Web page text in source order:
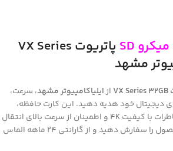
SD پاتریوت VX Series
مشهد
VX Series 32GB ازایلیاکامپیوتر مشهد، سرعت،
دیجیتال خود هدیه دهید. این کارت حافظه،
انتخابی ایده‌آل برای ثبت خاطرات با کیفیت 4K و اطمینان از سرعت بالای انتقال
داده‌هاست. همین حالا محصول را سفارش دهید و از گارانتی ۲۴ ماهه الماس